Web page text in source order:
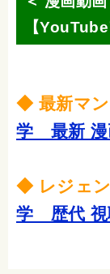
【
◆ 最新マ
学 最新 漫
◆ レジェ
学 歴代 視